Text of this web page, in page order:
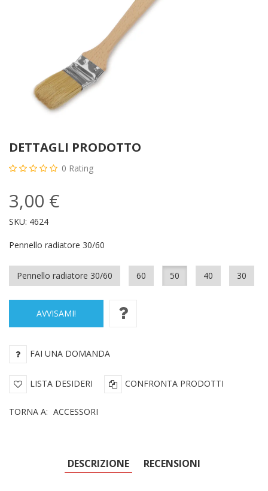
DETTAGLI PRODOTTO
0 Rating
3,00 €
SKU: 4624
Pennello radiatore 30/60
Pennello radiatore 30/60 60 50 40 30
AVVISAMI!
FAI UNA DOMANDA
LISTA DESIDERI CONFRONTA PRODOTTI
TORNA A: ACCESSORI
DESCRIZIONE RECENSIONI